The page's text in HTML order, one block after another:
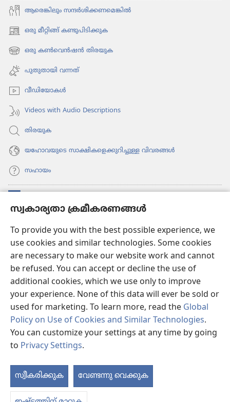
സ്വകാര്യതാ ക്രമീകരണങ്ങൾ
To provide you with the best possible experience, we
use cookies and similar technologies. Some cookies
are necessary to make our website work and cannot
be refused. You can accept or decline the use of
additional cookies, which we use only to improve
your experience. None of this data will ever be sold or
used for marketing. To learn more, read the Global
Policy on Use of Cookies and Similar Technologies.
You can customize your settings at any time by going
to Privacy Settings.
സ്വീകരിക്കുക വേണ്ടന്നു വെക്കുക
ആരെങ്കി​ലും സന്ദർശി​ക്ക​ണ​മെ​ങ്കിൽ
ഒരു മീറ്റിങ്ങ് കണ്ടുപിടിക്കുക
(പുതിയ
പേജ്
തുറക്കുക)
ഒരു കൺവെൻഷൻ തിരയുക
(പുതിയ
പേജ്
തുറക്കുക)
പുതുതായി വന്നത്‌
വീഡി​യോ​കൾ
Videos with Audio Descriptions
തിരയുക
യഹോവയുടെ സാക്ഷികളെക്കുറിച്ചുള്ള വിവരങ്ങൾ
സഹായം
പേജ്
വാച്ച്ടവര്‍ ഓണ്‍ലൈന്‍ ലൈബ്രറി
(പുതിയ
പേജ്
തുറക്കുക)JW ഹബ്ബ്
(പുതിയ
പേജ്
തുറക്കുക)JW ലൈ​ബ്ര​റി
വാച്ച്‌ടവർ ലൈ​ബ്രറി
ഉപയോഗിക്കുന്നതിനുള്ള വ്യവസ്ഥകള്‍|സ്വകാര്യതാ നയം
ക്രമീകരണങ്ങൾ